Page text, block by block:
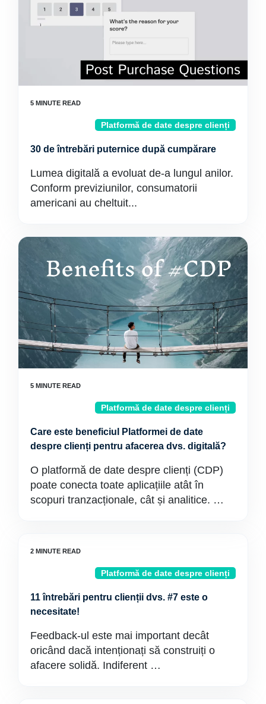
Platformă de date despre clienți
30 de întrebări puternice după cumpărare
Lumea digitală a evoluat de-a lungul anilor.
Conform previziunilor, consumatorii
americani au cheltuit...
Platformă de date despre clienți
Care este beneficiul Platformei de date
despre clienți pentru afacerea dvs. digitală?
O platformă de date despre clienți (CDP)
poate conecta toate aplicațiile atât în
scopuri tranzacționale, cât și analitice. …
Platformă de date despre clienți
11 întrebări pentru clienții dvs. #7 este o
necesitate!
Feedback-ul este mai important decât
oricând dacă intenționați să construiți o
afacere solidă. Indiferent …